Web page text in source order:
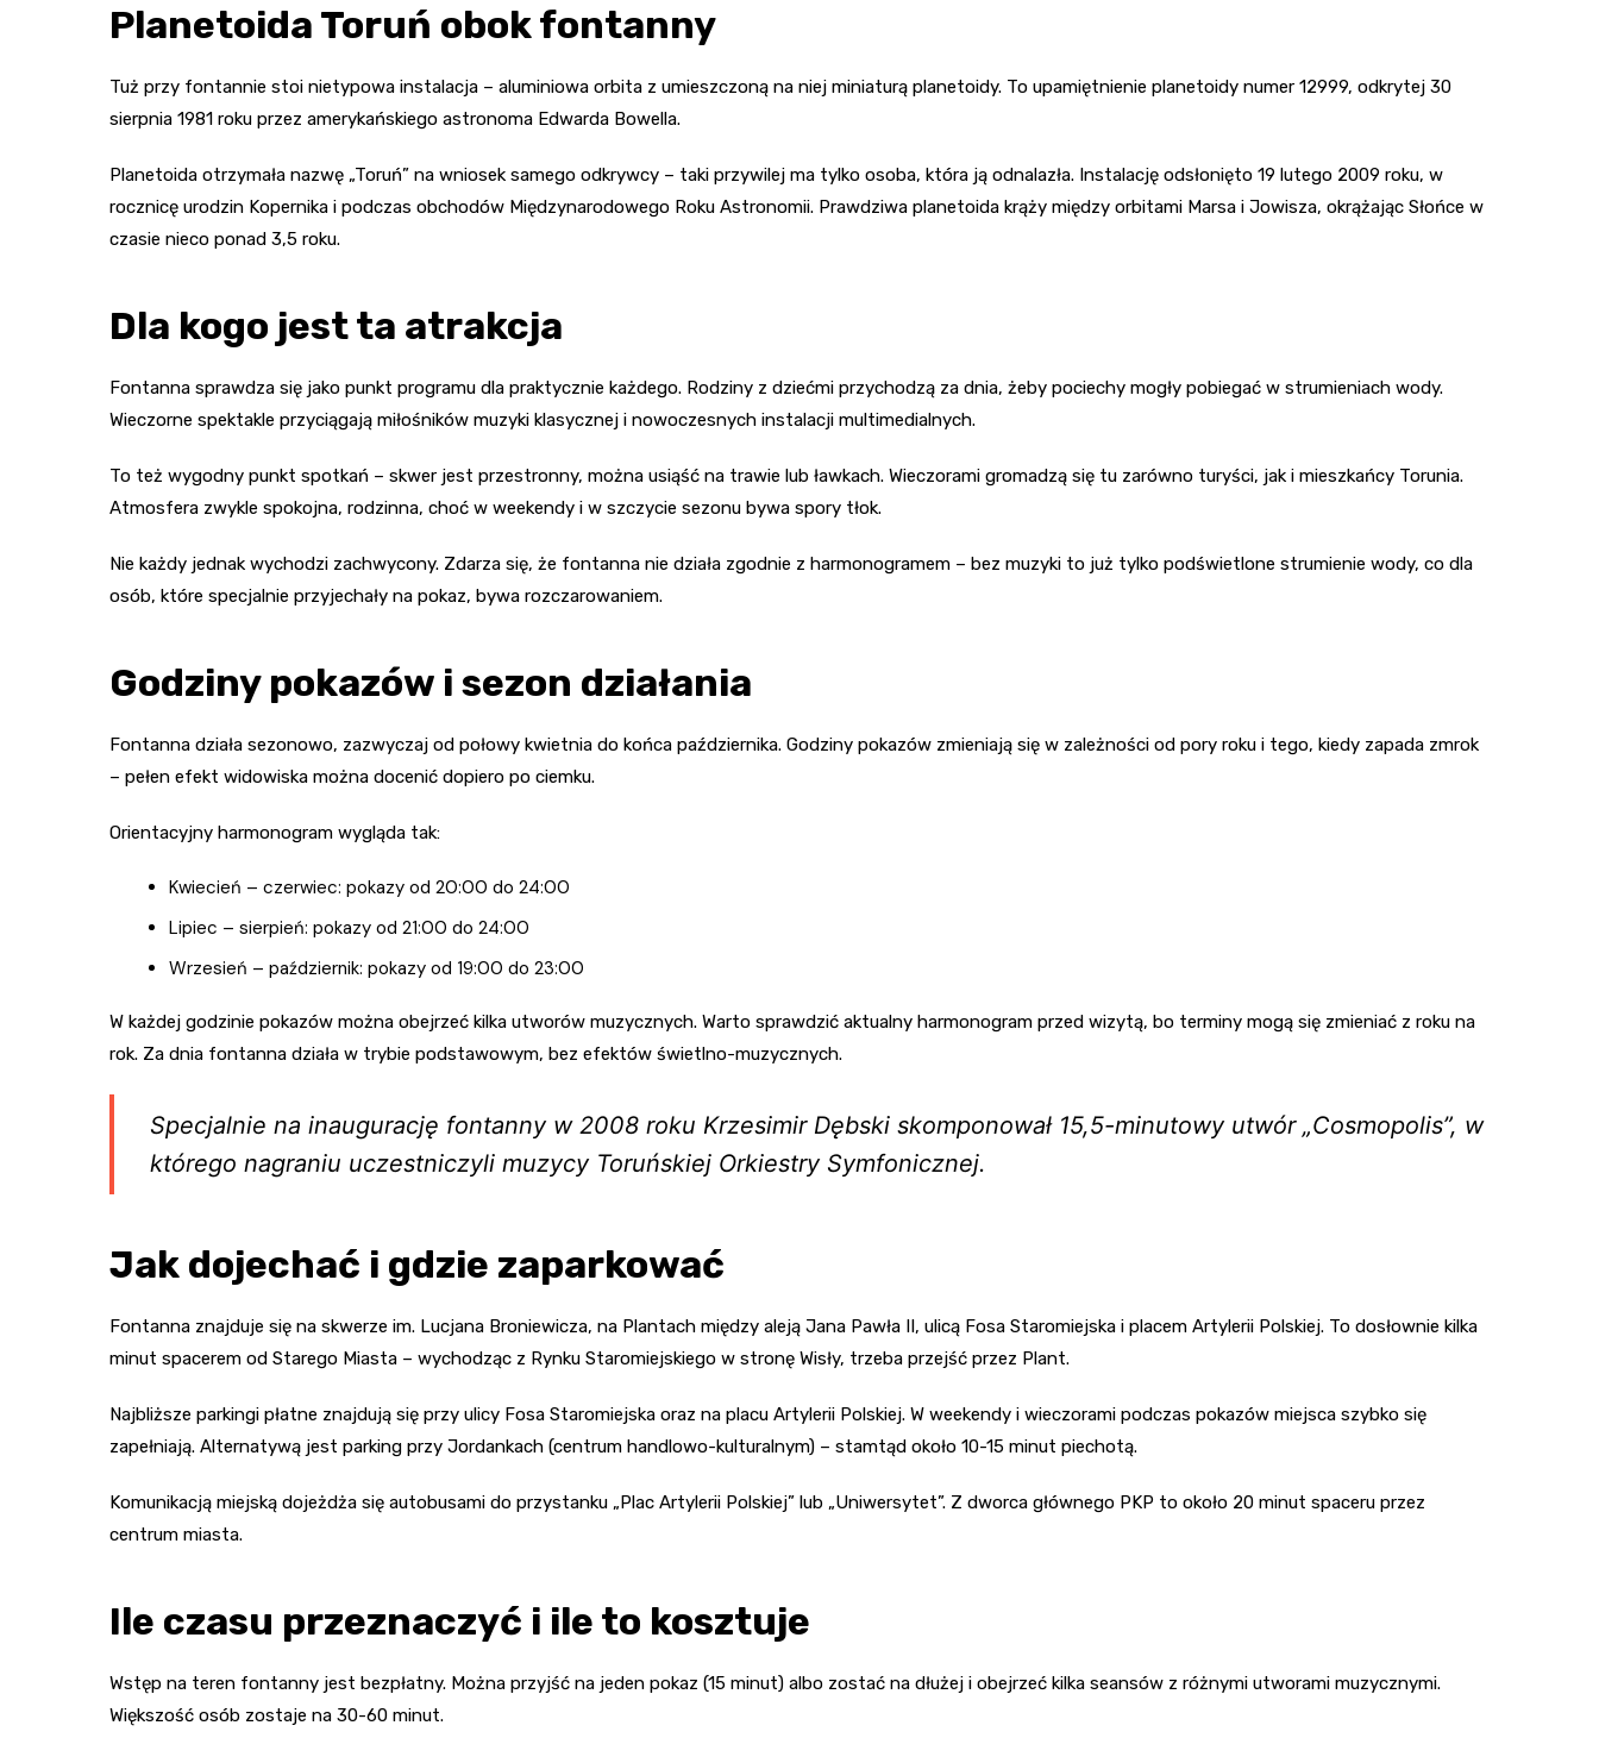
Planetoida Toruń obok fontanny
Tuż przy fontannie stoi nietypowa instalacja – aluminiowa orbita z umieszczoną na niej miniaturą planetoidy. To upamiętnienie planetoidy numer 12999, odkrytej 30
sierpnia 1981 roku przez amerykańskiego astronoma Edwarda Bowella.
Planetoida otrzymała nazwę „Toruń” na wniosek samego odkrywcy – taki przywilej ma tylko osoba, która ją odnalazła. Instalację odsłonięto 19 lutego 2009 roku, w
rocznicę urodzin Kopernika i podczas obchodów Międzynarodowego Roku Astronomii. Prawdziwa planetoida krąży między orbitami Marsa i Jowisza, okrążając Słońce w
czasie nieco ponad 3,5 roku.
Dla kogo jest ta atrakcja
Fontanna sprawdza się jako punkt programu dla praktycznie każdego. Rodziny z dziećmi przychodzą za dnia, żeby pociechy mogły pobiegać w strumieniach wody.
Wieczorne spektakle przyciągają miłośników muzyki klasycznej i nowoczesnych instalacji multimedialnych.
To też wygodny punkt spotkań – skwer jest przestronny, można usiąść na trawie lub ławkach. Wieczorami gromadzą się tu zarówno turyści, jak i mieszkańcy Torunia.
Atmosfera zwykle spokojna, rodzinna, choć w weekendy i w szczycie sezonu bywa spory tłok.
Nie każdy jednak wychodzi zachwycony. Zdarza się, że fontanna nie działa zgodnie z harmonogramem – bez muzyki to już tylko podświetlone strumienie wody, co dla
osób, które specjalnie przyjechały na pokaz, bywa rozczarowaniem.
Godziny pokazów i sezon działania
Fontanna działa sezonowo, zazwyczaj od połowy kwietnia do końca października. Godziny pokazów zmieniają się w zależności od pory roku i tego, kiedy zapada zmrok
– pełen efekt widowiska można docenić dopiero po ciemku.
Orientacyjny harmonogram wygląda tak:
Kwiecień – czerwiec: pokazy od 20:00 do 24:00
Lipiec – sierpień: pokazy od 21:00 do 24:00
Wrzesień – październik: pokazy od 19:00 do 23:00
W każdej godzinie pokazów można obejrzeć kilka utworów muzycznych. Warto sprawdzić aktualny harmonogram przed wizytą, bo terminy mogą się zmieniać z roku na
rok. Za dnia fontanna działa w trybie podstawowym, bez efektów świetlno-muzycznych.
Specjalnie na inaugurację fontanny w 2008 roku Krzesimir Dębski skomponował 15,5-minutowy utwór „Cosmopolis”, w
którego nagraniu uczestniczyli muzycy Toruńskiej Orkiestry Symfonicznej.
Jak dojechać i gdzie zaparkować
Fontanna znajduje się na skwerze im. Lucjana Broniewicza, na Plantach między aleją Jana Pawła II, ulicą Fosa Staromiejska i placem Artylerii Polskiej. To dosłownie kilka
minut spacerem od Starego Miasta – wychodząc z Rynku Staromiejskiego w stronę Wisły, trzeba przejść przez Plant.
Najbliższe parkingi płatne znajdują się przy ulicy Fosa Staromiejska oraz na placu Artylerii Polskiej. W weekendy i wieczorami podczas pokazów miejsca szybko się
zapełniają. Alternatywą jest parking przy Jordankach (centrum handlowo-kulturalnym) – stamtąd około 10-15 minut piechotą.
Komunikacją miejską dojeżdża się autobusami do przystanku „Plac Artylerii Polskiej” lub „Uniwersytet”. Z dworca głównego PKP to około 20 minut spaceru przez
centrum miasta.
Ile czasu przeznaczyć i ile to kosztuje
Wstęp na teren fontanny jest bezpłatny. Można przyjść na jeden pokaz (15 minut) albo zostać na dłużej i obejrzeć kilka seansów z różnymi utworami muzycznymi.
Większość osób zostaje na 30-60 minut.